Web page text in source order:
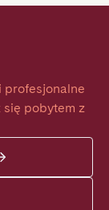
profesjonalne
się pobytem z